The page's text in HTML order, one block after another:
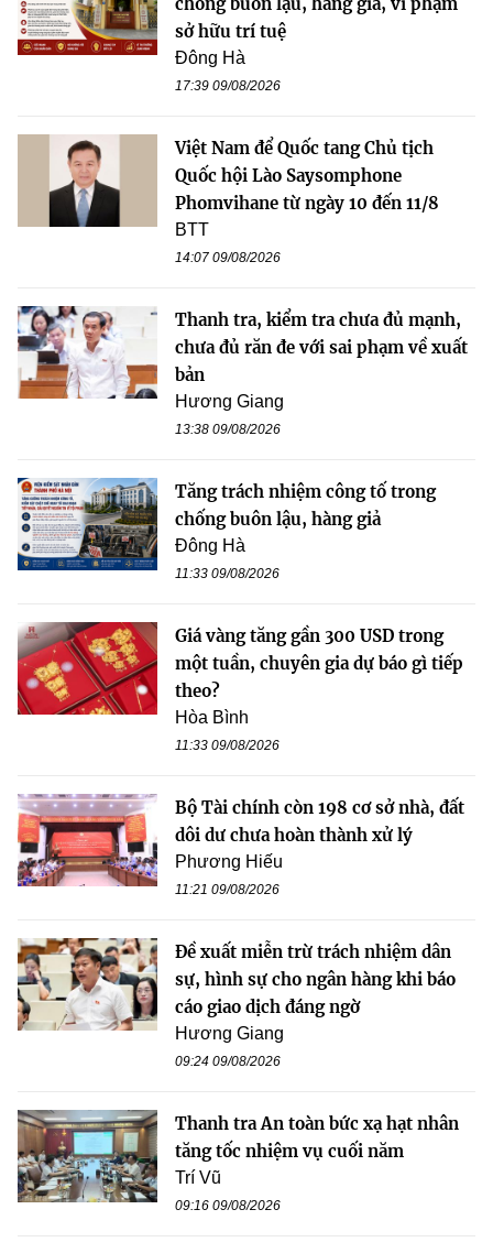
sở hữu trí tuệ
Đông Hà
17:39 09/08/2026
Việt Nam để Quốc tang Chủ tịch
Quốc hội Lào Saysomphone
Phomvihane từ ngày 10 đến 11/8
BTT
14:07 09/08/2026
Thanh tra, kiểm tra chưa đủ mạnh,
chưa đủ răn đe với sai phạm về xuất
bản
Hương Giang
13:38 09/08/2026
Tăng trách nhiệm công tố trong
chống buôn lậu, hàng giả
Đông Hà
11:33 09/08/2026
Giá vàng tăng gần 300 USD trong
một tuần, chuyên gia dự báo gì tiếp
theo?
Hòa Bình
11:33 09/08/2026
Bộ Tài chính còn 198 cơ sở nhà, đất
dôi dư chưa hoàn thành xử lý
Phương Hiếu
11:21 09/08/2026
Đề xuất miễn trừ trách nhiệm dân
sự, hình sự cho ngân hàng khi báo
cáo giao dịch đáng ngờ
Hương Giang
09:24 09/08/2026
Thanh tra An toàn bức xạ hạt nhân
tăng tốc nhiệm vụ cuối năm
Trí Vũ
09:16 09/08/2026